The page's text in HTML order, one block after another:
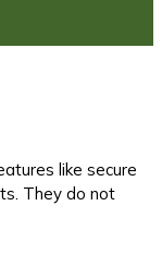
like secure
They do not